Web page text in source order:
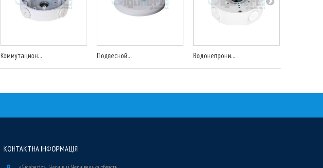
Коммутацион... Подвесной... Водонепрони...
КОНТАКТНА ІНФОРМАЦІЯ